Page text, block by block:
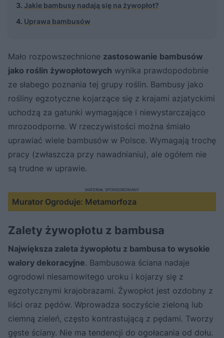
Jakie bambusy nadają się na żywopłot?
Uprawa bambusów
Mało rozpowszechnione zastosowanie bambusów
jako roślin żywopłotowych wynika prawdopodobnie
ze słabego poznania tej grupy roślin. Bambusy jako
rośliny egzotyczne kojarzące się z krajami azjatyckimi
uchodzą za gatunki wymagające i niewystarczająco
mrozoodporne. W rzeczywistości można śmiało
uprawiać wiele bambusów w Polsce. Wymagają trochę
pracy (zwłaszcza przy nawadnianiu), ale ogółem nie
są trudne w uprawie.
Murator Ogroduje: Metamorfoza
MATERIAŁ SPONSOROWANY
Zalety żywopłotu z bambusa
Największa zaleta żywopłotu z bambusa to wysokie
walory dekoracyjne. Bambusowa ściana nadaje
ogrodowi niesamowitego uroku i kojarzy się z
egzotycznymi krajobrazami. Żywopłot jest ozdobny z
liści oraz pędów. Wprowadza soczyście zieloną lub
ciemną zieleń, często kontrastującą z pędami. Tworzy
gęste ściany. Nie ma tendencji do ogołacania od dołu.